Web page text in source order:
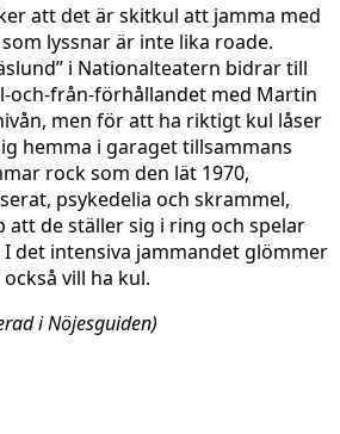
att det är skitkul att jamma med
lyssnar är inte lika roade.
i Nationalteatern bidrar till
och-från-förhållandet med Martin
men för att ha riktigt kul låser
hemma i garaget tillsammans
rock som den lät 1970,
psykedelia och skrammel,
att de ställer sig i ring och spelar
det intensiva jammandet glömmer
vill ha kul.
i Nöjesguiden)